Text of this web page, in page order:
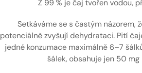
Z 99 % je čaj tvořen vodou,
Setkáváme se s častým názorem,
potenciálně zvyšují dehydrataci. Pití
jedné konzumace maximálně 6–7
šálek, obsahuje jen 50 mg